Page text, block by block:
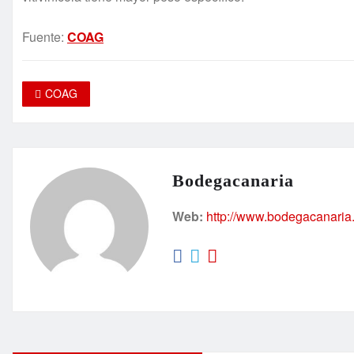
Fuente: COAG
COAG
Bodegacanaria
Web: http://